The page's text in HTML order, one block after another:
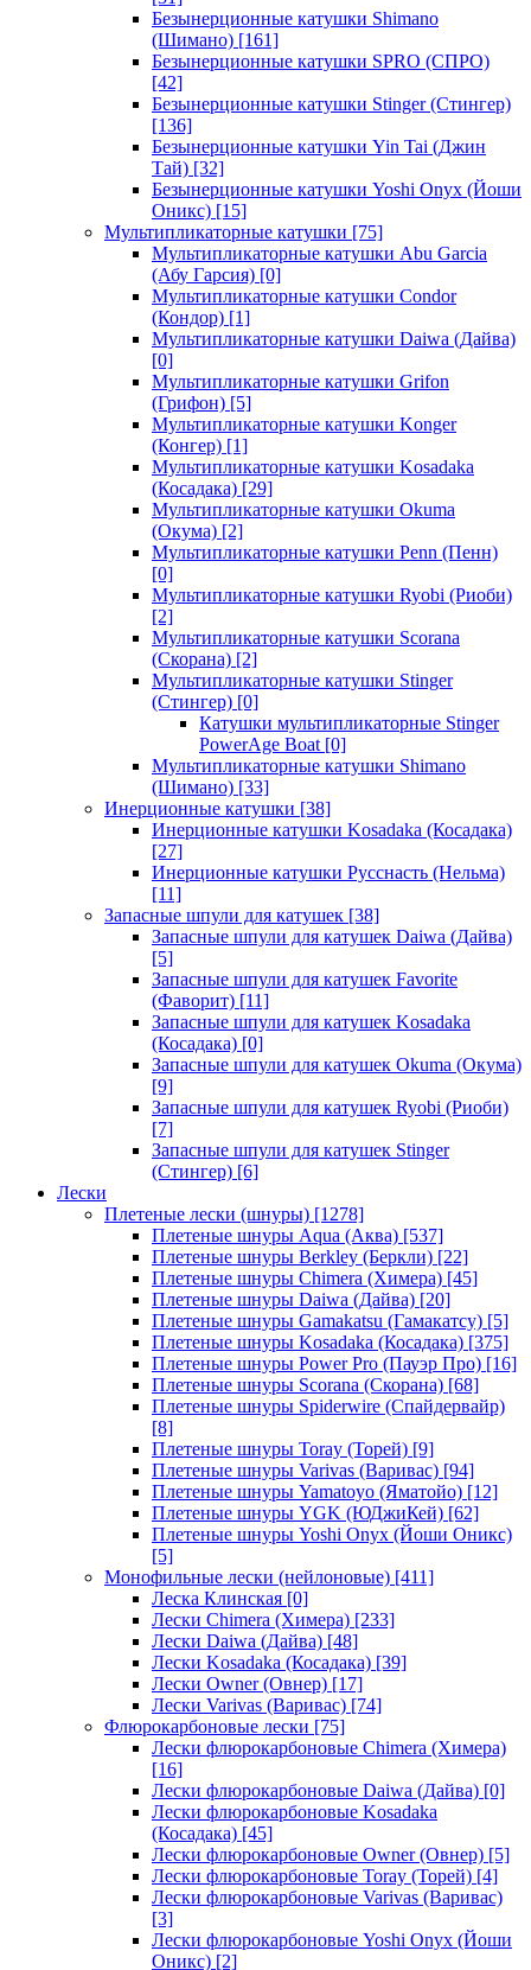
Безынерционные катушки Shimano
(Шимано) [161]
Безынерционные катушки SPRO (СПРО)
[42]
Безынерционные катушки Stinger (Стингер)
[136]
Безынерционные катушки Yin Tai (Джин
Тай) [32]
Безынерционные катушки Yoshi Onyx (Йоши
Оникс) [15]
Мультипликаторные катушки [75]
Мультипликаторные катушки Abu Garcia
(Абу Гарсия) [0]
Мультипликаторные катушки Condor
(Кондор) [1]
Мультипликаторные катушки Daiwa (Дайва)
[0]
Мультипликаторные катушки Grifon
(Грифон) [5]
Мультипликаторные катушки Konger
(Конгер) [1]
Мультипликаторные катушки Kosadaka
(Косадака) [29]
Мультипликаторные катушки Okuma
(Окума) [2]
Мультипликаторные катушки Penn (Пенн)
[0]
Мультипликаторные катушки Ryobi (Риоби)
[2]
Мультипликаторные катушки Scorana
(Скорана) [2]
Мультипликаторные катушки Stinger
(Стингер) [0]
Катушки мультипликаторные Stinger
PowerAge Boat [0]
Мультипликаторные катушки Shimano
(Шимано) [33]
Инерционные катушки [38]
Инерционные катушки Kosadaka (Косадака)
[27]
Инерционные катушки Русснасть (Нельма)
[11]
Запасные шпули для катушек [38]
Запасные шпули для катушек Daiwa (Дайва)
[5]
Запасные шпули для катушек Favorite
(Фаворит) [11]
Запасные шпули для катушек Kosadaka
(Косадака) [0]
Запасные шпули для катушек Okuma (Окума)
[9]
Запасные шпули для катушек Ryobi (Риоби)
[7]
Запасные шпули для катушек Stinger
(Стингер) [6]
Лески
Плетеные лески (шнуры) [1278]
Плетеные шнуры Aqua (Аква) [537]
Плетеные шнуры Berkley (Беркли) [22]
Плетеные шнуры Chimera (Химера) [45]
Плетеные шнуры Daiwa (Дайва) [20]
Плетеные шнуры Gamakatsu (Гамакатсу) [5]
Плетеные шнуры Kosadaka (Косадака) [375]
Плетеные шнуры Power Pro (Пауэр Про) [16]
Плетеные шнуры Scorana (Скорана) [68]
Плетеные шнуры Spiderwire (Спайдервайр)
[8]
Плетеные шнуры Toray (Торей) [9]
Плетеные шнуры Varivas (Варивас) [94]
Плетеные шнуры Yamatoyo (Яматойо) [12]
Плетеные шнуры YGK (ЮДжиКей) [62]
Плетеные шнуры Yoshi Onyx (Йоши Оникс)
[5]
Монофильные лески (нейлоновые) [411]
Леска Клинская [0]
Лески Chimera (Химера) [233]
Лески Daiwa (Дайва) [48]
Лески Kosadaka (Косадака) [39]
Лески Owner (Овнер) [17]
Лески Varivas (Варивас) [74]
Флюрокарбоновые лески [75]
Лески флюрокарбоновые Chimera (Химера)
[16]
Лески флюрокарбоновые Daiwa (Дайва) [0]
Лески флюрокарбоновые Kosadaka
(Косадака) [45]
Лески флюрокарбоновые Owner (Овнер) [5]
Лески флюрокарбоновые Toray (Торей) [4]
Лески флюрокарбоновые Varivas (Варивас)
[3]
Лески флюрокарбоновые Yoshi Onyx (Йоши
Оникс) [2]